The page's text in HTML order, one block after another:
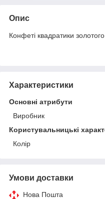
Опис
Конфеті квадратики
Характеристики
Основні атрибути
Виробник
Користувальницькі
Колір
Умови доставки
Нова Пошта